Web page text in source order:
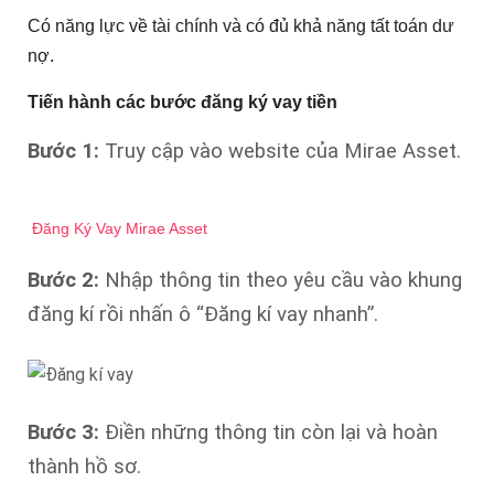
Có năng lực về tài chính và có đủ khả năng tất toán dư
nợ.
Tiến hành các bước đăng ký vay tiền
Bước 1: Truy cập vào website của Mirae Asset.
Đăng Ký Vay Mirae Asset
Bước 2: Nhập thông tin theo yêu cầu vào khung
đăng kí rồi nhấn ô “Đăng kí vay nhanh”.
Bước 3: Điền những thông tin còn lại và hoàn
thành hồ sơ.